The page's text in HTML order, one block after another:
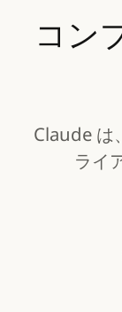
コン
Claude は
ライ